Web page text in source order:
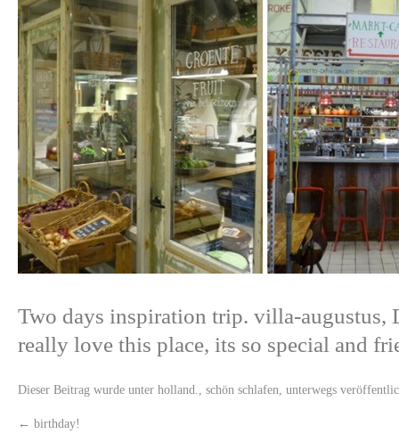
Two days inspiration trip. villa-augustus,
really love this place, its so special and
Dieser Beitrag wurde unter holland. schön schlafen unterwegs
← birthday!